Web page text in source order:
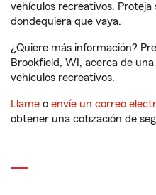
vehículos recreativos.
dondequiera que vaya.
¿Quiere más información?
Brookfield, WI, acerca de
vehículos recreativos.
Llame o envíe un correo
obtener una cotización de